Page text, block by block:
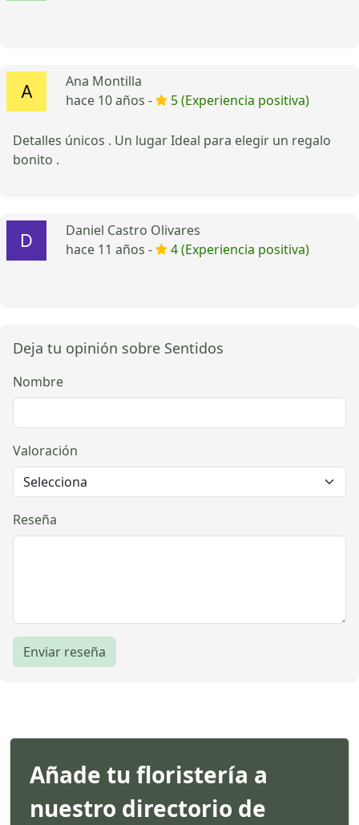
Ana Montilla
hace 10 años -
5 (Experiencia positiva)
Detalles únicos . Un lugar Ideal para elegir un regalo
bonito .
Daniel Castro Olivares
hace 11 años -
4 (Experiencia positiva)
Deja tu opinión sobre Sentidos
Nombre
Valoración
Reseña
Enviar reseña
Añade tu floristería a
nuestro directorio de